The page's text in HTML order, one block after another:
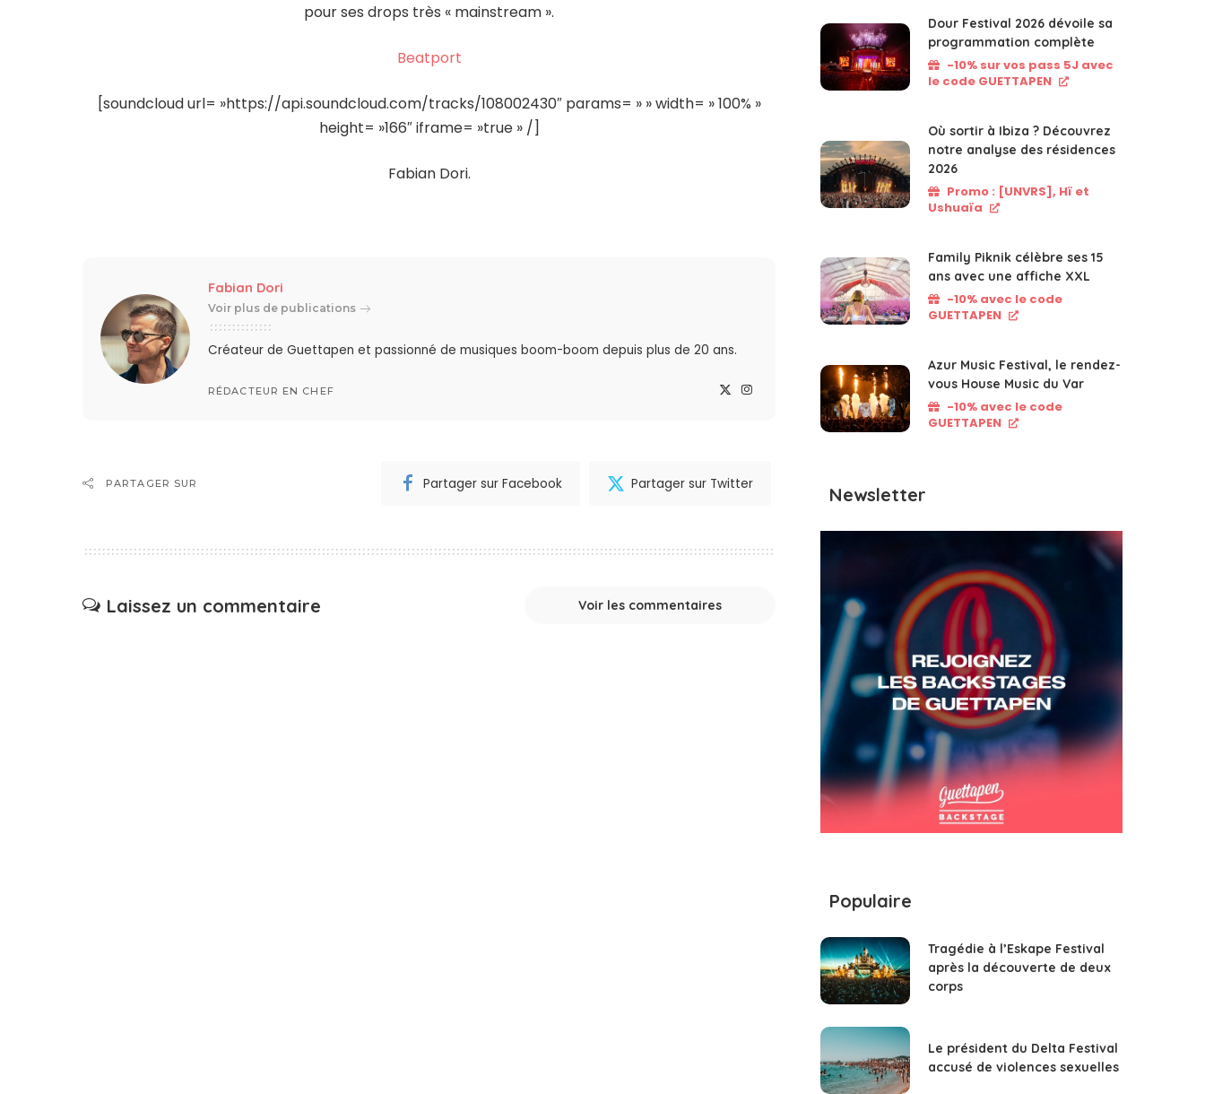
pour ses drops très « mainstream ».
Beatport
[soundcloud url= »https://api.soundcloud.com/tracks/108002430″ params= » » width= » 100% »
height= »166″ iframe= »true » /]
Fabian Dori.
Fabian Dori
Voir plus de publications
Créateur de Guettapen et passionné de musiques boom-boom depuis plus de 20 ans.
RÉDACTEUR EN CHEF
PARTAGER SUR Partager sur Facebook Partager sur Twitter
Laissez un commentaire Voir les commentaires
Dour Festival 2026 dévoile sa
programmation complète
-10% sur vos pass 5J avec
le code GUETTAPEN
Où sortir à Ibiza ? Découvrez
notre analyse des résidences
2026
Promo : [UNVRS], Hï et
Ushuaïa
Family Piknik célèbre ses 15
ans avec une affiche XXL
-10% avec le code
GUETTAPEN
Azur Music Festival, le rendez-
vous House Music du Var
-10% avec le code
GUETTAPEN
Newsletter
Populaire
Tragédie à l’Eskape Festival
après la découverte de deux
corps
Le président du Delta Festival
accusé de violences sexuelles